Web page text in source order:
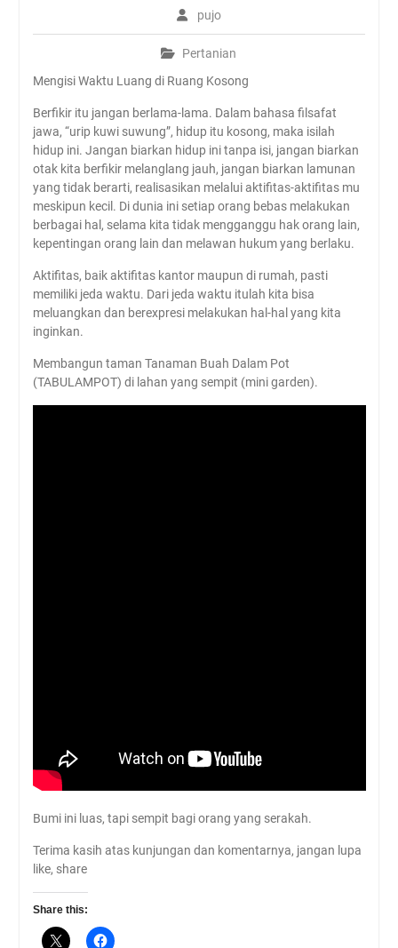
pujo
Pertanian
Mengisi Waktu Luang di Ruang Kosong
Berfikir itu jangan berlama-lama. Dalam bahasa filsafat
jawa, “urip kuwi suwung”, hidup itu kosong, maka isilah
hidup ini. Jangan biarkan hidup ini tanpa isi, jangan biarkan
otak kita berfikir melanglang jauh, jangan biarkan lamunan
yang tidak berarti, realisasikan melalui aktifitas-aktifitas mu
meskipun kecil. Di dunia ini setiap orang bebas melakukan
berbagai hal, selama kita tidak mengganggu hak orang lain,
kepentingan orang lain dan melawan hukum yang berlaku.
Aktifitas, baik aktifitas kantor maupun di rumah, pasti
memiliki jeda waktu. Dari jeda waktu itulah kita bisa
meluangkan dan berexpresi melakukan hal-hal yang kita
inginkan.
Membangun taman Tanaman Buah Dalam Pot
(TABULAMPOT) di lahan yang sempit (mini garden).
Bumi ini luas, tapi sempit bagi orang yang serakah.
Terima kasih atas kunjungan dan komentarnya, jangan lupa
like, share
Share this: